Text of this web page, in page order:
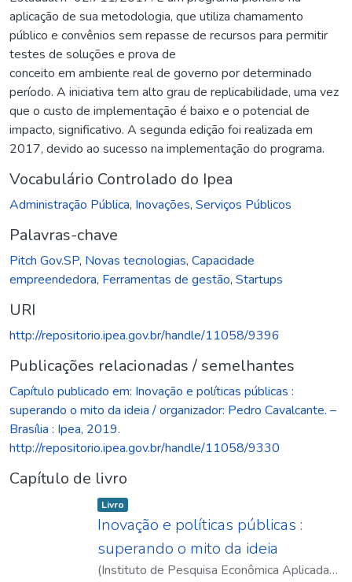
aplicação de sua metodologia, que utiliza chamamento
público e convênios sem repasse de recursos para permitir
testes de soluções e prova de
conceito em ambiente real de governo por determinado
período. A iniciativa tem alto grau de replicabilidade, uma vez
que o custo de implementação é baixo e o potencial de
impacto, significativo. A segunda edição foi realizada em
2017, devido ao sucesso na implementação do programa.
Vocabulário Controlado do Ipea
Administração Pública, Inovações, Serviços Públicos
Palavras-chave
Pitch Gov.SP, Novas tecnologias, Capacidade
empreendedora, Ferramentas de gestão, Startups
URI
http://repositorio.ipea.gov.br/handle/11058/9396
Publicações relacionadas / semelhantes
Capítulo publicado em: Inovação e políticas públicas :
superando o mito da ideia / organizador: Pedro Cavalcante. –
Brasília : Ipea, 2019.
http://repositorio.ipea.gov.br/handle/11058/9330
Capítulo de livro
Item type:
Livro ,
Inovação e políticas públicas :
superando o mito da ideia
(Instituto de Pesquisa Econômica Aplicada